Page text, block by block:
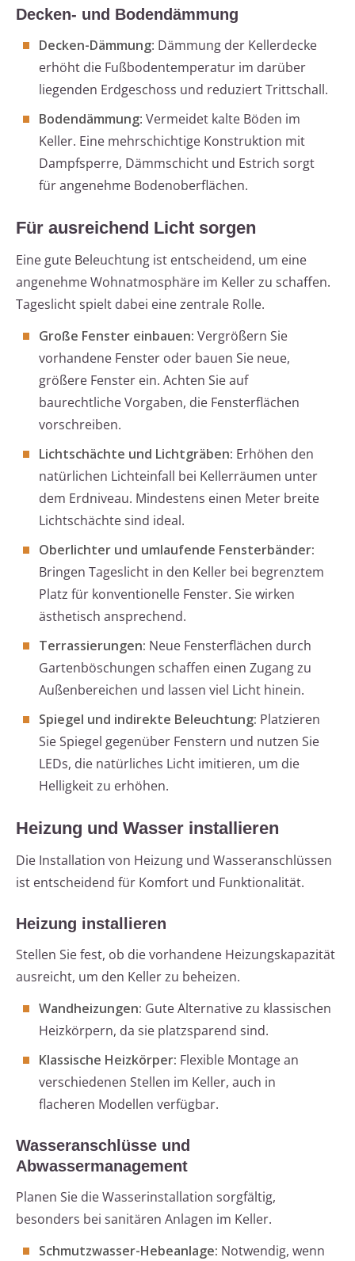
Decken- und Bodendämmung
Decken-Dämmung: Dämmung der Kellerdecke
erhöht die Fußbodentemperatur im darüber
liegenden Erdgeschoss und reduziert Trittschall.
Bodendämmung: Vermeidet kalte Böden im
Keller. Eine mehrschichtige Konstruktion mit
Dampfsperre, Dämmschicht und Estrich sorgt
für angenehme Bodenoberflächen.
Für ausreichend Licht sorgen
Eine gute Beleuchtung ist entscheidend, um eine
angenehme Wohnatmosphäre im Keller zu schaffen.
Tageslicht spielt dabei eine zentrale Rolle.
Große Fenster einbauen: Vergrößern Sie
vorhandene Fenster oder bauen Sie neue,
größere Fenster ein. Achten Sie auf
baurechtliche Vorgaben, die Fensterflächen
vorschreiben.
Lichtschächte und Lichtgräben: Erhöhen den
natürlichen Lichteinfall bei Kellerräumen unter
dem Erdniveau. Mindestens einen Meter breite
Lichtschächte sind ideal.
Oberlichter und umlaufende Fensterbänder:
Bringen Tageslicht in den Keller bei begrenztem
Platz für konventionelle Fenster. Sie wirken
ästhetisch ansprechend.
Terrassierungen: Neue Fensterflächen durch
Gartenböschungen schaffen einen Zugang zu
Außenbereichen und lassen viel Licht hinein.
Spiegel und indirekte Beleuchtung: Platzieren
Sie Spiegel gegenüber Fenstern und nutzen Sie
LEDs, die natürliches Licht imitieren, um die
Helligkeit zu erhöhen.
Heizung und Wasser installieren
Die Installation von Heizung und Wasseranschlüssen
ist entscheidend für Komfort und Funktionalität.
Heizung installieren
Stellen Sie fest, ob die vorhandene Heizungskapazität
ausreicht, um den Keller zu beheizen.
Wandheizungen: Gute Alternative zu klassischen
Heizkörpern, da sie platzsparend sind.
Klassische Heizkörper: Flexible Montage an
verschiedenen Stellen im Keller, auch in
flacheren Modellen verfügbar.
Wasseranschlüsse und
Abwassermanagement
Planen Sie die Wasserinstallation sorgfältig,
besonders bei sanitären Anlagen im Keller.
Schmutzwasser-Hebeanlage: Notwendig, wenn